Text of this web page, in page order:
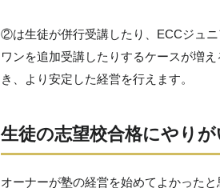
②は生徒が併行受講したり、ECCジュ
ワンを追加受講したりするケースが増
き、より安定した経営を行えます。
生徒の志望校合格にやり
オーナーが塾の経営を始めてよかった